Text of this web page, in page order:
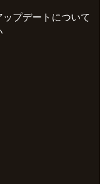
プデートについて